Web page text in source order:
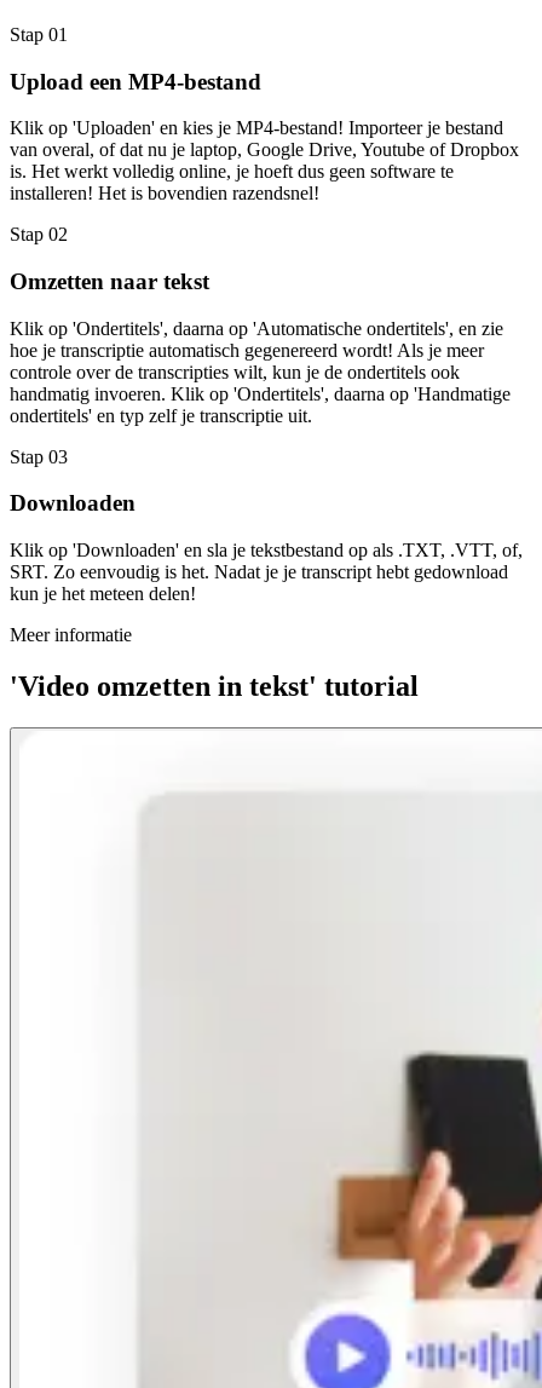
Stap 01
Upload een MP4-bestand
Klik op 'Uploaden' en kies je MP4-bestand! Importeer je bestand
van overal, of dat nu je laptop, Google Drive, Youtube of Dropbox
is. Het werkt volledig online, je hoeft dus geen software te
installeren! Het is bovendien razendsnel!
Stap 02
Omzetten naar tekst
Klik op 'Ondertitels', daarna op 'Automatische ondertitels', en zie
hoe je transcriptie automatisch gegenereerd wordt! Als je meer
controle over de transcripties wilt, kun je de ondertitels ook
handmatig invoeren. Klik op 'Ondertitels', daarna op 'Handmatige
ondertitels' en typ zelf je transcriptie uit.
Stap 03
Downloaden
Klik op 'Downloaden' en sla je tekstbestand op als .TXT, .VTT, of,
SRT. Zo eenvoudig is het. Nadat je je transcript hebt gedownload
kun je het meteen delen!
Meer informatie
'Video omzetten in tekst' tutorial